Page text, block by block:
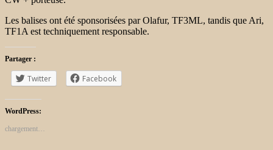
Les balises ont été sponsorisées par Olafur, TF3ML, tandis que Ari,
TF1A est techniquement responsable.
Partager :
Twitter Facebook
WordPress:
chargement…